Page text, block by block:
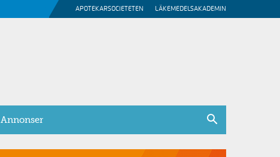
APOTEKARSOCIETETEN LÄKEMEDELSAKADEMIN
Annonser